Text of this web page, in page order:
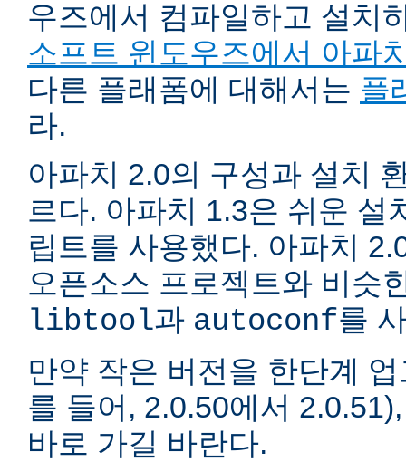
우즈에서 컴파일하고 설치
소프트 윈도우즈에서 아파
다른 플래폼에 대해서는 플
라.
아파치 2.0의 구성과 설치
르다. 아파치 1.3은 쉬운 설
립트를 사용했다. 아파치
오픈소스 프로젝트와 비슷
libtool과 autoconf를
만약 작은 버전을 한단계
를 들어, 2.0.50에서
바로 가길 바란다.